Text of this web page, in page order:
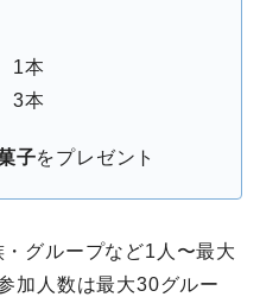
1本
3本
子をプレゼント
グループなど1人〜最大
加人数は最大30グルー